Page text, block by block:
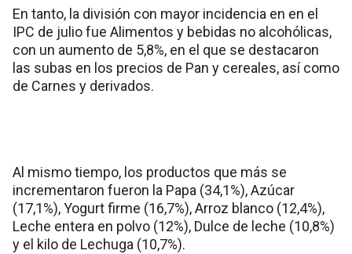
En tanto, la división con mayor incidencia en en el
IPC de julio fue Alimentos y bebidas no alcohólicas,
con un aumento de 5,8%, en el que se destacaron
las subas en los precios de Pan y cereales, así como
de Carnes y derivados.
Al mismo tiempo, los productos que más se
incrementaron fueron la Papa (34,1%), Azúcar
(17,1%), Yogurt firme (16,7%), Arroz blanco (12,4%),
Leche entera en polvo (12%), Dulce de leche (10,8%)
y el kilo de Lechuga (10,7%).